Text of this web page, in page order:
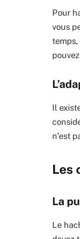
Pour
vous
Il
n’est
Les
La
Le